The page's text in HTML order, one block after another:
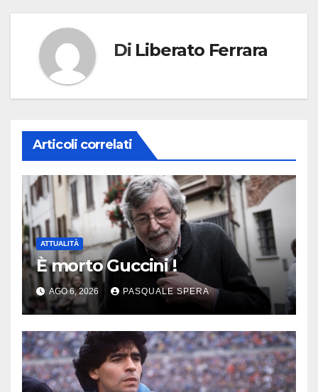
Di Liberato Ferrara
Articoli correlati
ATTUALITÀ
È morto Guccini !
AGO 6, 2026 PASQUALE SPERA